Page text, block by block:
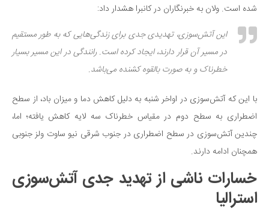
طنز
فال
مسابقه
شده است. ولان به خبرنگاران در کانبرا هشدار داد:
این آتش‌سوزی، تهدیدی جدی برای زندگی‌هایی که به طور مستقیم
در مسیر آن قرار دارند، ایجاد کرده است. رانندگی در این مسیر بسیار
خطرناک و به صورت بالقوه کشنده می‌باشد.
با این که آتش‌سوزی در اواخر شنبه به دلیل کاهش دما و میزان باد، از سطح
اضطراری به سطح دوم در مقیاس خطرناک سه لایه کاهش یافته؛ اما،
چندین آتش‌سوزی در سطح اضطراری در جنوب شرقی نیو ساوت ولز جنوبی
همچنان ادامه دارند.
خسارات ناشی از تهدید جدی آتش‌سوزی
استرالیا